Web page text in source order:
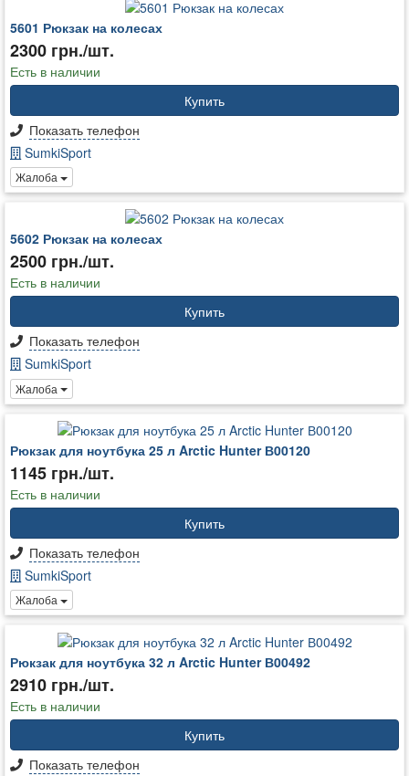
5601 Рюкзак на колесах
2300 грн./шт.
Есть в наличии
Купить
Показать телефон
SumkiSport
Жалоба
5602 Рюкзак на колесах
2500 грн./шт.
Есть в наличии
Купить
Показать телефон
SumkiSport
Жалоба
Рюкзак для ноутбука 25 л Arctic Hunter В00120
1145 грн./шт.
Есть в наличии
Купить
Показать телефон
SumkiSport
Жалоба
Рюкзак для ноутбука 32 л Arctic Hunter В00492
2910 грн./шт.
Есть в наличии
Купить
Показать телефон